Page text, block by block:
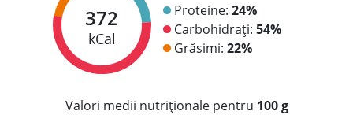
372
kCal
Proteine: 24%
Carbohidrați: 54%
Grăsimi: 22%
Valori medii nutriționale pentru 100 g